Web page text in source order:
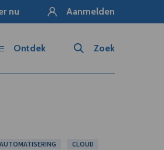
nu Aanmelden
Zoek
Ontdek
AUTOMATISERING CLOUD